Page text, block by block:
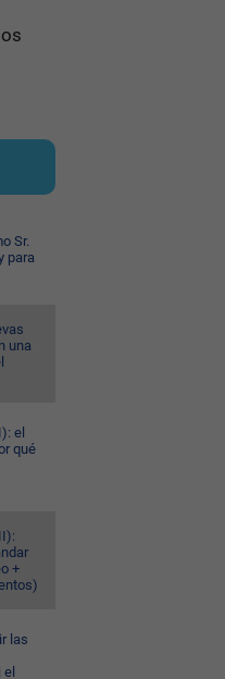
Sr.
para
una
el
qué
+
las